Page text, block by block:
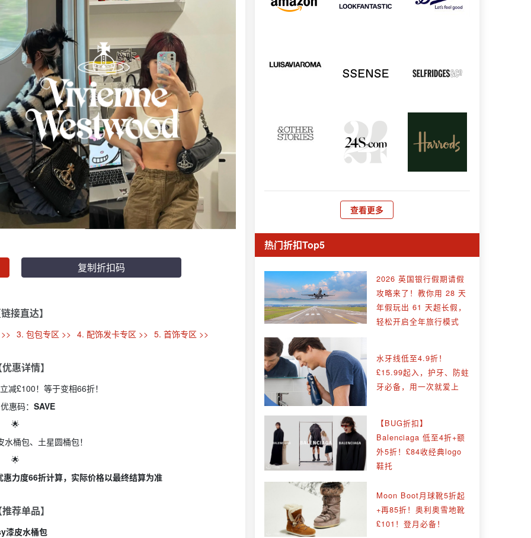
复制折扣码
接直达】
3. 包包专区 >> 4. 配饰发卡专区 >> 5. 首饰专区 >>
惠详情】
减£100！等于变相66折！
惠码：SAVE
🌟
水桶包、土星圆桶包！
🌟
力度66折计算，实际价格以最终结算为准
荐单品】
漆皮水桶包
查看更多
热门折扣Top5
2026 英国银行假期请假
攻略来了！教你用 28 天
年假玩出 61 天超长假，
轻松开启全年旅行模式
水牙线低至4.9折！
£15.99起入，护牙、防蛀
牙必备，用一次就爱上
【BUG折扣】
Balenciaga 低至4折+额
外5折！£84收经典logo
鞋托
Moon Boot月球靴5折起
+再85折！奥利奥雪地靴
£101！登月必备！